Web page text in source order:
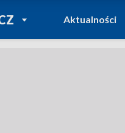
DO
REGIONY
Aktualności